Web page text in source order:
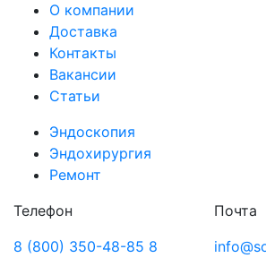
О компании
Доставка
Контакты
Вакансии
Статьи
Эндоскопия
Эндохирургия
Ремонт
Телефон
8 (800) 350-48-85 8
Почта